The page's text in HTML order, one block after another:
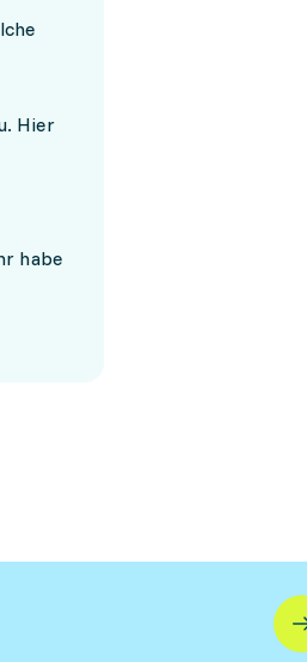
Hier
habe